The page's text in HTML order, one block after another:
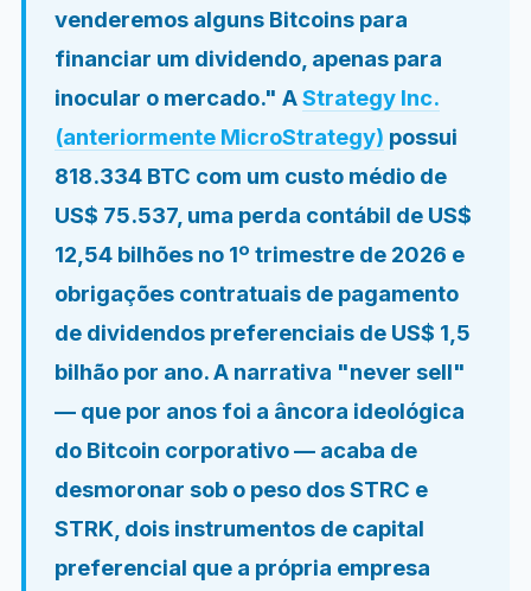
venderemos alguns Bitcoins para
financiar um dividendo, apenas para
inocular o mercado." AStrategy Inc.
(anteriormente MicroStrategy) possui
818.334 BTC com um custo médio de
US$ 75.537, uma perda contábil de US$
12,54 bilhões no 1º trimestre de 2026 e
obrigações contratuais de pagamento
de dividendos preferenciais de US$ 1,5
bilhão por ano. A narrativa "never sell"
— que por anos foi a âncora ideológica
do Bitcoin corporativo — acaba de
desmoronar sob o peso dos STRC e
STRK, dois instrumentos de capital
preferencial que a própria empresa